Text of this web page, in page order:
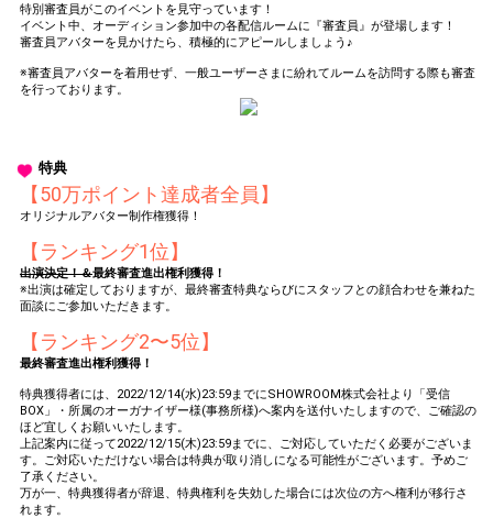
特別審査員がこのイベントを見守っています！
イベント中、オーディション参加中の各配信ルームに『審査員』が登場します！
審査員アバターを見かけたら、積極的にアピールしましょう♪
※審査員アバターを着用せず、一般ユーザーさまに紛れてルームを訪問する際も審査
を行っております。
特典
【50万ポイント達成者全員】
オリジナルアバター制作権獲得！
【ランキング1位】
出演決定！＆最終審査進出権利獲得！
※出演は確定しておりますが、最終審査特典ならびにスタッフとの顔合わせを兼ねた
面談にご参加いただきます。
【ランキング2〜5位】
最終審査進出権利獲得！
特典獲得者には、2022/12/14(水)23:59までにSHOWROOM株式会社より「受信
BOX」・所属のオーガナイザー様(事務所様)へ案内を送付いたしますので、ご確認の
ほど宜しくお願いいたします。
上記案内に従って2022/12/15(木)23:59までに、ご対応していただく必要がございま
す。ご対応いただけない場合は特典が取り消しになる可能性がございます。予めご
了承ください。
万が一、特典獲得者が辞退、特典権利を失効した場合には次位の方へ権利が移行さ
れます。